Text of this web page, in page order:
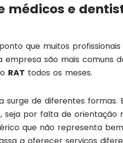
médicos e
que muitos
empresa são mais
RAT todos os meses.
surge de diferentes formas.
seja por falta de
que não representa